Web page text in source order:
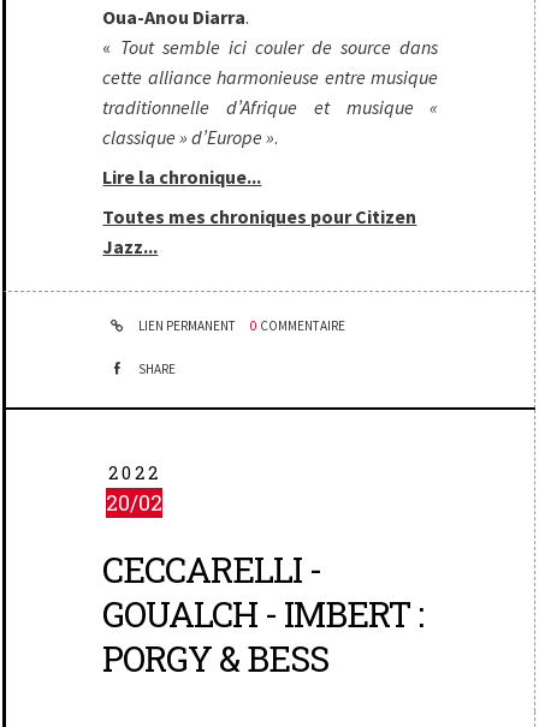
Oua-Anou Diarra.
« Tout semble ici couler de source dans
cette alliance harmonieuse entre musique
traditionnelle d’Afrique et musique «
classique » d’Europe ».
Lire la chronique...
Toutes mes chroniques pour Citizen
Jazz...
LIEN PERMANENT 0 COMMENTAIRE
SHARE
2022
20/02
CECCARELLI -
GOUALCH - IMBERT :
PORGY & BESS